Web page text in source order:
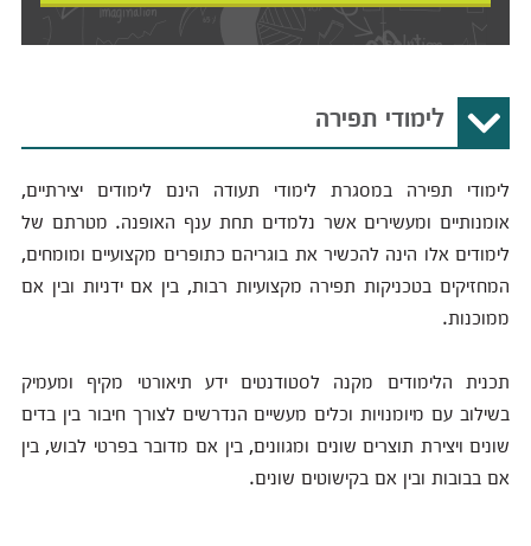
לימודי תפירה
לימודי תפירה במסגרת לימודי תעודה הינם לימודים יצירתיים,
אומנותיים ומעשירים אשר נלמדים תחת ענף האופנה. מטרתם של
לימודים אלו הינה להכשיר את בוגריהם כתופרים מקצועיים ומומחים,
המחזיקים בטכניקות תפירה מקצועיות רבות, בין אם ידניות ובין אם
ממוכנות.
תכנית הלימודים מקנה לסטודנטים ידע תיאורטי מקיף ומעמיק
בשילוב עם מיומנויות וכלים מעשיים הנדרשים לצורך חיבור בין בדים
שונים ויצירת תוצרים שונים ומגוונים, בין אם מדובר בפרטי לבוש, בין
אם בבובות ובין אם בקישוטים שונים.